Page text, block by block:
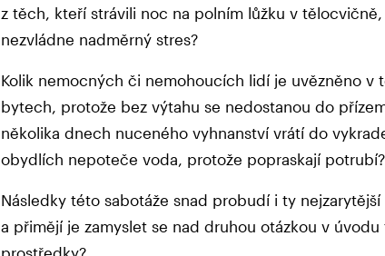
z těch, kteří strávili noc na polním lůžku v
nezvládne nadměrný stres?
Kolik nemocných či nemohoucích lidí je uvězněno v
bytech, protože bez výtahu se nedostanou do
několika dnech nuceného vyhnanství vrátí do
obydlích nepoteče voda, protože popraskají potrubí?
Následky této sabotáže snad probudí i ty
a přimějí je zamyslet se nad druhou otázkou v